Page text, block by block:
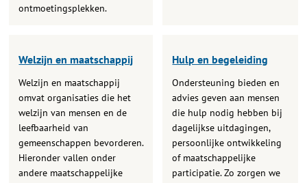
ontmoetingsplekken.
Welzijn en maatschappij
Welzijn en maatschappij
omvat organisaties die het
welzijn van mensen en de
leefbaarheid van
gemeenschappen bevorderen.
Hieronder vallen onder
andere maatschappelijke
Hulp en begeleiding
Ondersteuning bieden en
advies geven aan mensen
die hulp nodig hebben bij
dagelijkse uitdagingen,
persoonlijke ontwikkeling
of maatschappelijke
participatie. Zo zorgen we